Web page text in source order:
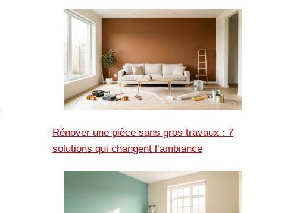
Rénover une pièce sans gros travaux : 7
solutions qui changent l’ambiance